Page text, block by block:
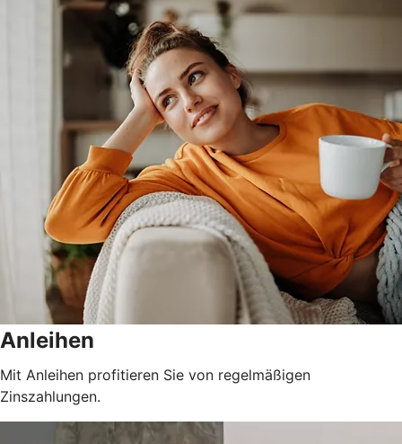
Anleihen
Mit Anleihen profitieren Sie von regelmäßigen
Zinszahlungen.